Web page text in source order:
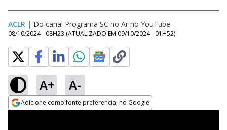
ACLR | Do canal Programa SC no Ar no YouTube
08/10/2024 - 08H23 (ATUALIZADO EM 09/10/2024 - 01H52)
A+ A-
Adicione como fonte preferencial no Google